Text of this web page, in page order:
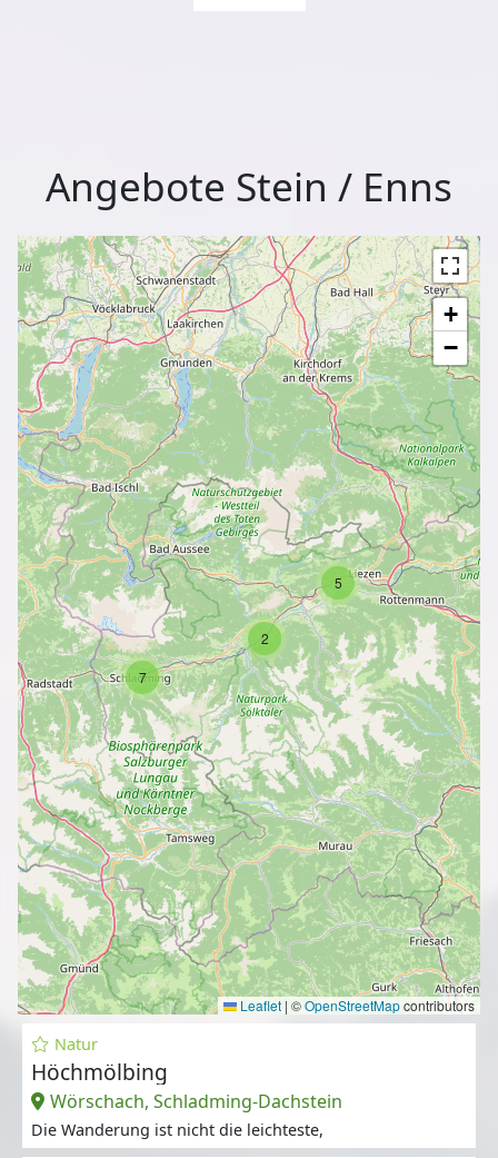
Angebote Stein / Enns
7
2
5
+
−
Leaflet | ©OpenStreetMapcontributors
Natur
Höchmölbing
Wörschach, Schladming-Dachstein
Die Wanderung ist nicht die leichteste,